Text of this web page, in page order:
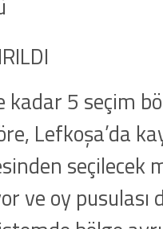
kadar 5 seçim
Lefkoşa’da
seçilecek
ve oy